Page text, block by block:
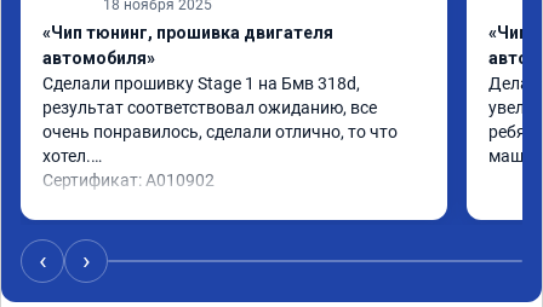
18 ноября 2025
«Чип тюнинг, прошивка двигателя
автомобиля»
Сделали прошивку Stage 1 на Бмв 318d,
результат соответствовал ожиданию, все
очень понравилось, сделали отлично, то что
хотел.
Сертификат: A010902
«Чип
‹ ›